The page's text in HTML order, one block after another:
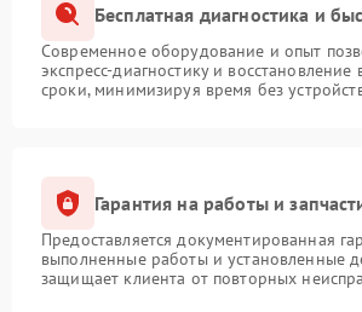
Бесплатная диагностика и
Современное оборудование и опыт
экспресс-диагностику и
сроки, минимизируя время без
Гарантия на работы и
Предоставляется документированная
выполненные работы и установленные
защищает клиента от повторных